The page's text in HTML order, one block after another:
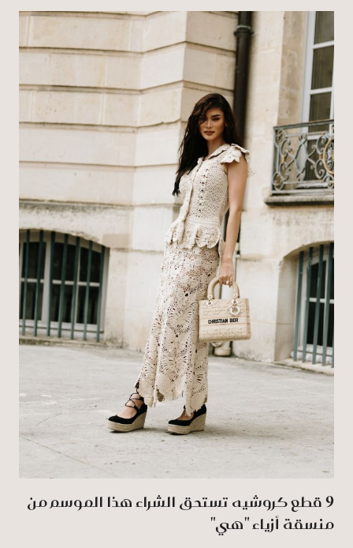
9 قطع كروشيه تستحق الشراء هذا الموسم من
منسقة أزياء "هي"